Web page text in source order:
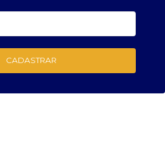
CADASTRAR